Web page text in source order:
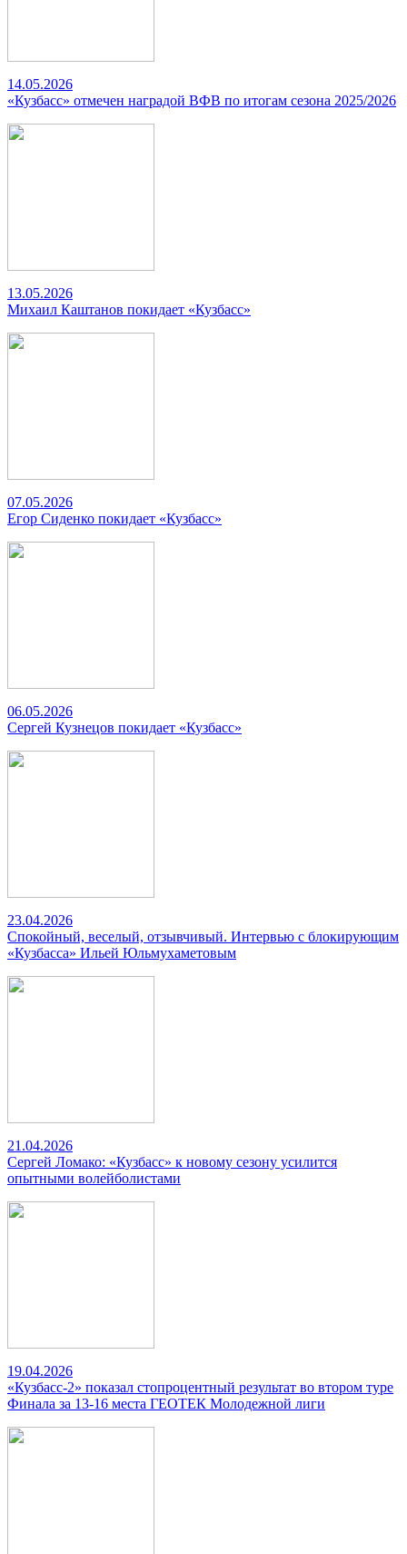
14.05.2026
«Кузбасс» отмечен наградой ВФВ по итогам сезона 2025/2026
13.05.2026
Михаил Каштанов покидает «Кузбасс»
07.05.2026
Егор Сиденко покидает «Кузбасс»
06.05.2026
Сергей Кузнецов покидает «Кузбасс»
23.04.2026
Спокойный, веселый, отзывчивый. Интервью с блокирующим
«Кузбасса» Ильей Юльмухаметовым
21.04.2026
Сергей Ломако: «Кузбасс» к новому сезону усилится
опытными волейболистами
19.04.2026
«Кузбасс-2» показал стопроцентный результат во втором туре
Финала за 13-16 места ГЕОТЕК Молодежной лиги